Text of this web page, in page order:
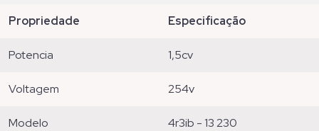
propriedade especificação
potencia 1,5cv
voltagem 254v
modelo 4r3ib - 13 230